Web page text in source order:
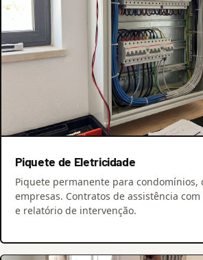
Piquete de Eletricidade
Piquete permanente para condomínios,
empresas. Contratos de assistência
e relatório de intervenção.